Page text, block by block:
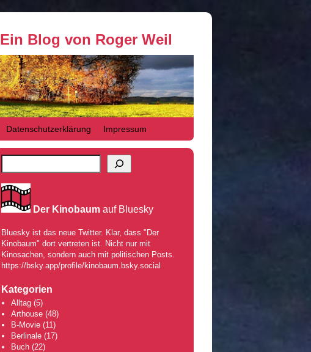
Ein Blog von Roger Weil
Datenschutzerklärung Impressum
Der Kinobaumauf Bluesky
Bluesky ist das neue Twitter. Klar, dass "Der
Kinobaum" dort vertreten ist. Nicht nur mit
Kinosachen, sondern auch mit politischen Posts.
https://bsky.app/profile/kinobaum.bsky.social
Kategorien
Alltag(5)
Arthouse(48)
B-Movie(11)
Berlinale(17)
Buch(22)